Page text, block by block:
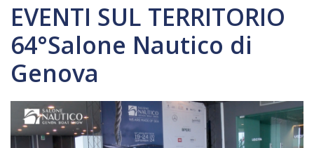
EVENTI SUL TERRITORIO
64°Salone Nautico di
Genova
Video
Player